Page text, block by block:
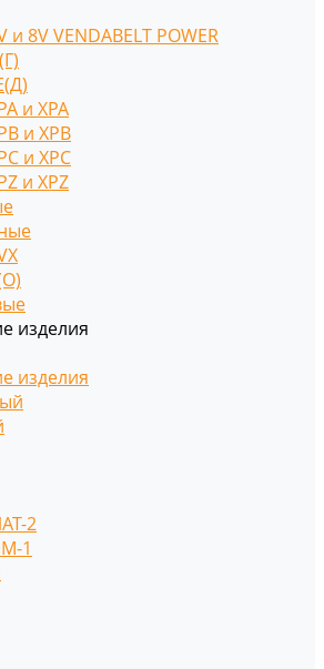
8V VENDABELT POWER
и XPA
и XPB
и XPC
и XPZ
изделия
изделия
2
1